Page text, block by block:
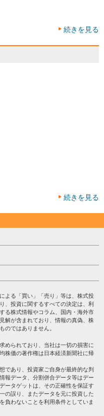
続きを見る
続きを見る
よる「買い」「売り」等は、株式投
、投資に関するすべての決定は、利
る株式情報やコラム、国内・海外市
解が含まれており、情報の真偽、株
のではありません。
められており、当社は一切の損害に
株価の著作権は日本経済新聞社に帰
であり、投資家ご自身が最終的な判
報データ、分割併合データ等はデー
ータゲットは、その正確性を保証す
の誤り、またデータを元に投資した
負わないことを利用条件としていま